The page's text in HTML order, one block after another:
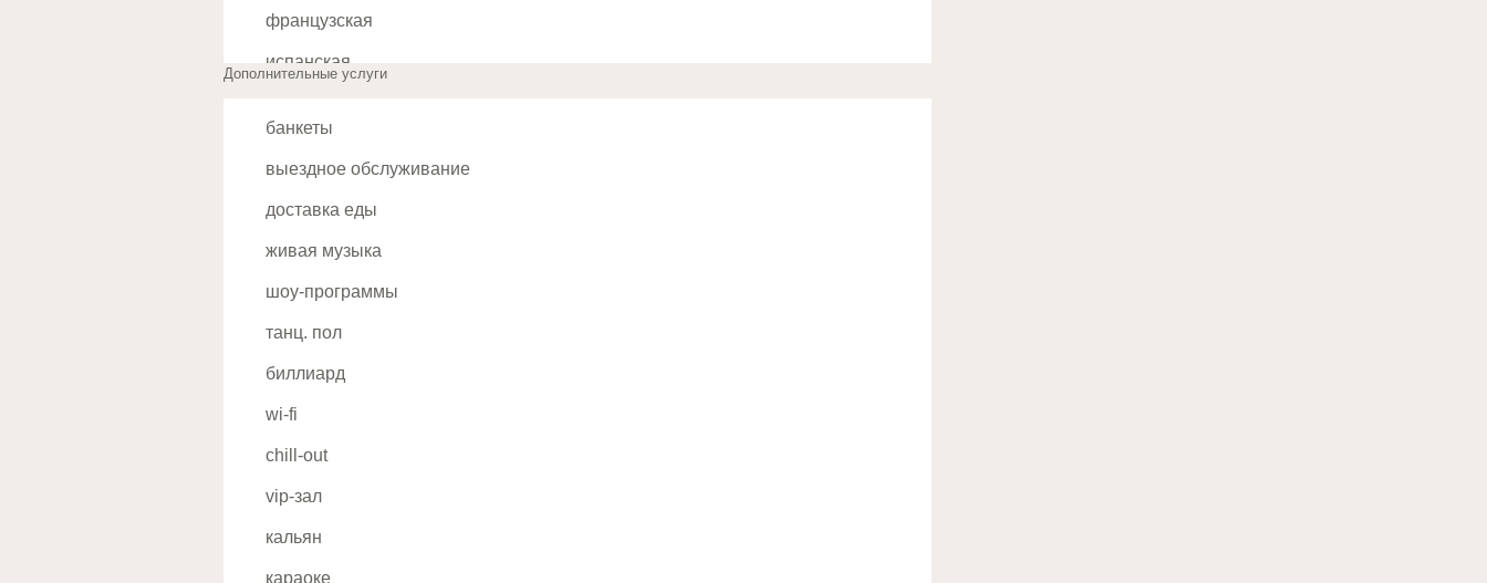
ВДНХ
Войковская
Волгоградский проспект
Волжская
Волоколамское
Воробьевы Горы
Выставочная
Выхино
французская
испанская
венгерская
международная
английская
узбекская
японская
китайская
индийская
Дополнительные услуги
банкеты
выездное обслуживание
доставка еды
живая музыка
шоу-программы
танц. пол
биллиард
wi-fi
chill-out
vip-зал
кальян
караоке